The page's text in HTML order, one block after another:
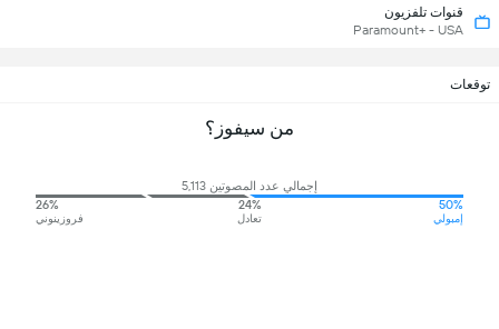
قنوات تلفزيون
Paramount+ - USA
توقعات
من سيفوز؟
إجمالي عدد المصوتين 5,113
50%
إمبولي
24%
تعادل
26%
فروزينوني